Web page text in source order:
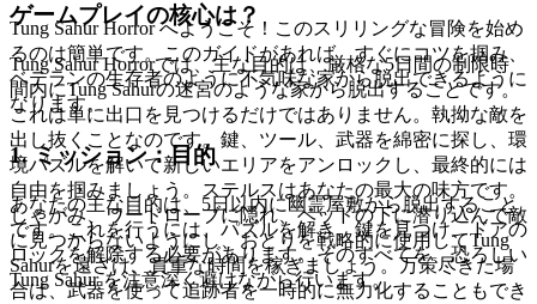
ゲームプレイの核心は？
Tung Sahur Horrorでは、主な目的は、厳格な5日間の制限時
間内にTung Sahurの迷宮のような家から脱出することです。
これは単に出口を見つけるだけではありません。執拗な敵を
出し抜くことなのです。鍵、ツール、武器を綿密に探し、環
境パズルを解いて新しいエリアをアンロックし、最終的には
自由を掴みましょう。ステルスはあなたの最大の味方です。
しゃがみ、ワードローブに隠れ、ベッドの下に潜り込んで敵
に見つからないようにし、おとりを戦略的に使用してTung
Sahurを遠ざけ、貴重な時間を稼ぎましょう。万策尽きた場
合は、武器を使って追跡者を一時的に無力化することもでき
Tung Sahur Horror へようこそ！このスリリングな冒険を始め
るのは簡単です。このガイドがあれば、すぐにコツを掴み、
ベテランの生存者のように不気味な家から脱出できるように
なります。
1. ミッション：目的
あなたの主な目的は、5日以内に幽霊屋敷から脱出すること
です。これを行うには、パズルを解き、鍵を見つけ、ドアの
ロックを解除する必要があります。そのすべてを、恐ろしい
Tung Sahur を注意深く避けながら行います。